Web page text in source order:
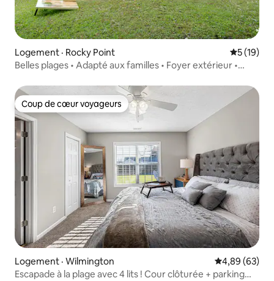
Logement · Rocky Point Note
5 (19)
Belles plages • Adapté aux familles • Foyer extérieur •
Coup de cœur voyageurs
Coup de cœur voyageurs
Logement · Wilmington Note
4,89 (63)
Escapade à la plage avec 4 lits ! Cour clôturée + parking